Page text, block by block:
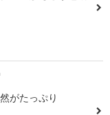
がたっぷり